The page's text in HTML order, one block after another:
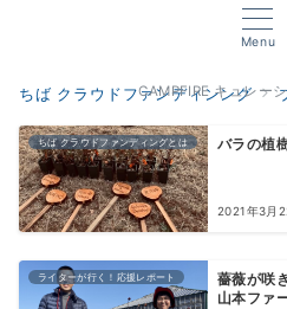
Menu
CAMPFIRE キュレー
ちば クラウドファンディンング
ちば クラウドファンディングとは バラの植
2021年3月
ライターが行く！応援レポート
薔薇が咲
山本ファ